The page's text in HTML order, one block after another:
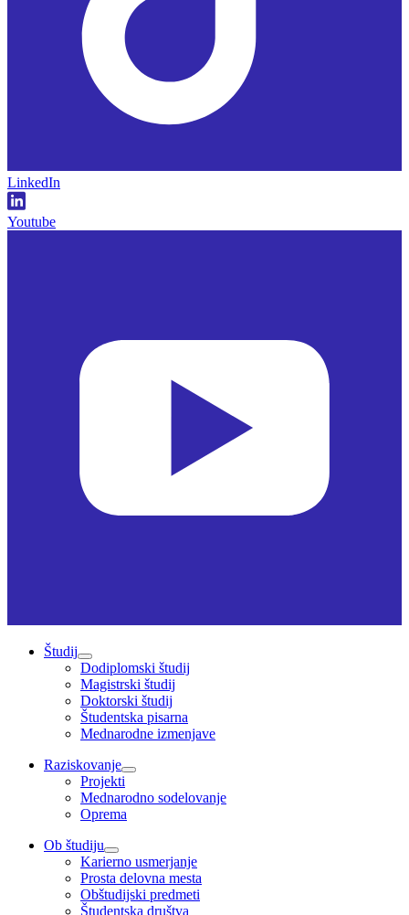
LinkedIn
Youtube
Študij
Dodiplomski študij
Magistrski študij
Doktorski študij
Študentska pisarna
Mednarodne izmenjave
Raziskovanje
Projekti
Mednarodno sodelovanje
Oprema
Ob študiju
Karierno usmerjanje
Prosta delovna mesta
Obštudijski predmeti
Študentska društva